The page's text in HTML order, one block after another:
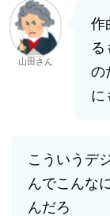
山田さん
作
る
の
に
こういうデ
んでこんな
んだろ